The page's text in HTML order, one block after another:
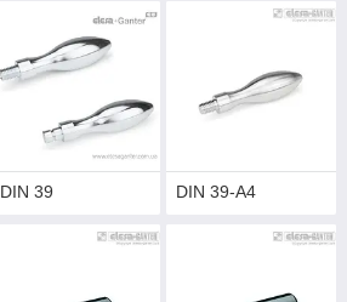
DIN 39 DIN 39-A4